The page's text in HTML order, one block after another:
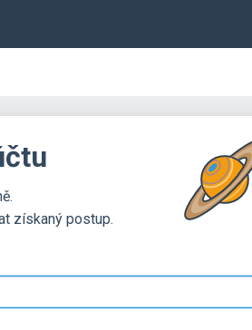
získaný postup.